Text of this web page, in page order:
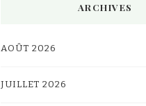
ARCHIVES
AOÛT 2026
JUILLET 2026